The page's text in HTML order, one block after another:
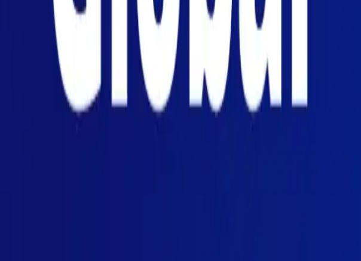
Connexion
Inscription
Centre d'aide
Télécharger l'application
Basculer le menu